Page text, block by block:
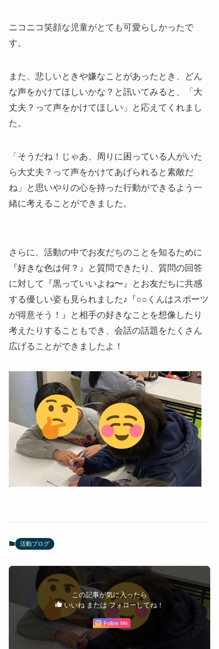
ニコニコ笑顔な児童がとても可愛らしかったで
す。
また、悲しいときや嫌なことがあったとき、どん
な声をかけてほしいかな？と訊いてみると、「大
丈夫？って声をかけてほしい」と応えてくれまし
た。
「そうだね！じゃあ、周りに困っている人がいた
ら大丈夫？って声をかけてあげられると素敵だ
ね」と思いやりの心を持った行動ができるよう一
緒に考えることができました。
さらに、活動の中でお友だちのことを知るために
『好きな色は何？』と質問できたり、質問の回答
に対して『黒っていいよね〜』とお友だちに共感
する優しい姿も見られました♪『○○くんはスポーツ
が得意そう！』と相手の好きなことを想像したり
考えたりすることもでき、会話の話題をたくさん
広げることができましたよ！
活動ブログ
この記事が気に入ったら
いいね または フォローしてね！
Follow Me